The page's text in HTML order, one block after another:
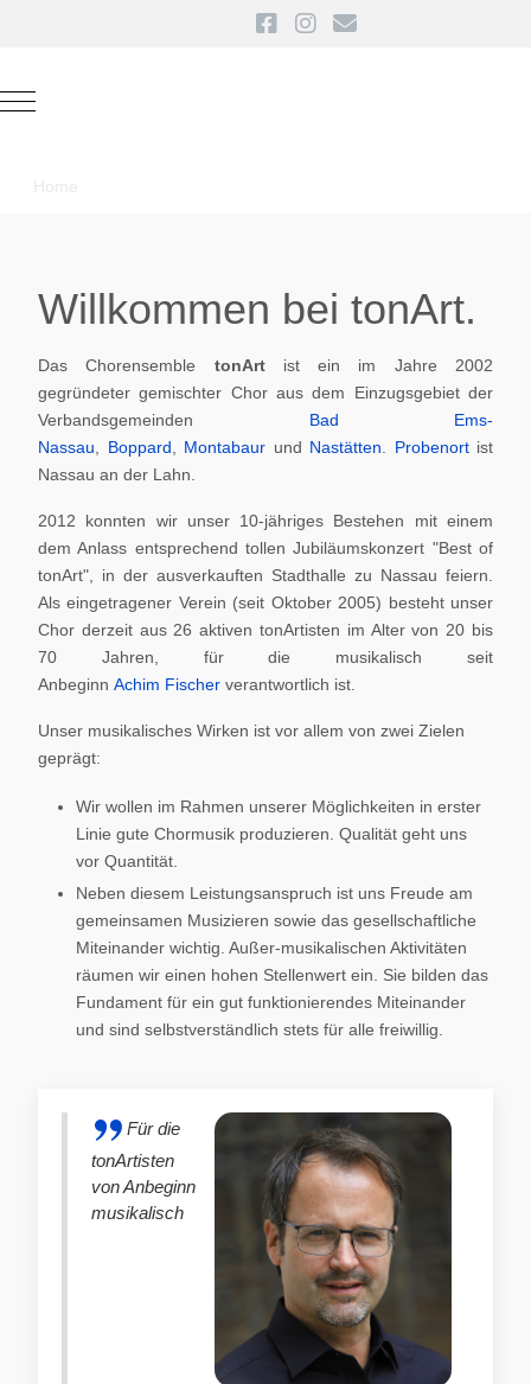
Mobile Menu Toggle
Home
Willkommen bei tonArt.
Das Chorensemble tonArt ist ein im Jahre 2002
gegründeter gemischter Chor aus dem Einzugsgebiet der
Verbandsgemeinden Bad Ems-
Nassau
Boppard Montabaur und Nastätten Probenortist
Nassau an der Lahn.
2012 konnten wir unser 10-jähriges Bestehen mit einem
dem Anlass entsprechend tollen Jubiläumskonzert "Best of
tonArt", in der ausverkauften Stadthalle zu Nassau feiern.
Als eingetragener Verein (seit Oktober 2005) besteht unser
Chor derzeit aus 26 aktiven tonArtisten im Alter von 20 bis
70 Jahren, für die musikalisch seit
Anbeginn Achim Fischer verantwortlich ist.
Unser musikalisches Wirken ist vor allem von zwei Zielen
geprägt:
Wir wollen im Rahmen unserer Möglichkeiten in erster
Linie gute Chormusik produzieren. Qualität geht uns
vor Quantität.
Neben diesem Leistungsanspruch ist uns Freude am
gemeinsamen Musizieren sowie das gesellschaftliche
Miteinander wichtig. Außer-musikalischen Aktivitäten
räumen wir einen hohen Stellenwert ein. Sie bilden das
Fundament für ein gut funktionierendes Miteinander
und sind selbstverständlich stets für alle freiwillig.
Für die
tonArtisten
von Anbeginn
musikalisch